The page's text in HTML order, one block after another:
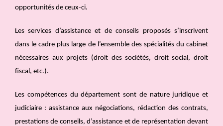
opportunités de ceux-ci.
Les services d’assistance et de conseils proposés s’inscrivent
dans le cadre plus large de l’ensemble des spécialités du cabinet
nécessaires aux projets (droit des sociétés, droit social, droit
fiscal, etc.).
Les compétences du département sont de nature juridique et
judiciaire : assistance aux négociations, rédaction des contrats,
prestations de conseils, d’assistance et de représentation devant